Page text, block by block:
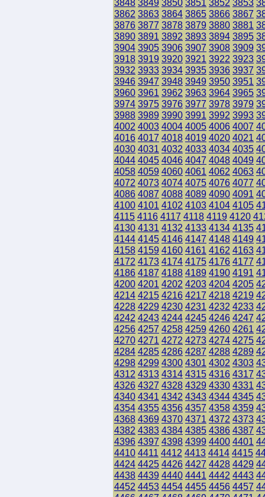
3848 3849 3850 3851 3852 3853
3862 3863 3864 3865 3866 3867
3876 3877 3878 3879 3880 3881
3890 3891 3892 3893 3894 3895
3904 3905 3906 3907 3908 3909
3918 3919 3920 3921 3922 3923
3932 3933 3934 3935 3936 3937
3946 3947 3948 3949 3950 3951
3960 3961 3962 3963 3964 3965
3974 3975 3976 3977 3978 3979
3988 3989 3990 3991 3992 3993
4002 4003 4004 4005 4006 4007
4016 4017 4018 4019 4020 4021
4030 4031 4032 4033 4034 4035
4044 4045 4046 4047 4048 4049
4058 4059 4060 4061 4062 4063
4072 4073 4074 4075 4076 4077
4086 4087 4088 4089 4090 4091
4100 4101 4102 4103 4104 4105
4115 4116 4117 4118 4119 4120
4130 4131 4132 4133 4134 4135
4144 4145 4146 4147 4148 4149
4158 4159 4160 4161 4162 4163
4172 4173 4174 4175 4176 4177
4186 4187 4188 4189 4190 4191
4200 4201 4202 4203 4204 4205
4214 4215 4216 4217 4218 4219
4228 4229 4230 4231 4232 4233
4242 4243 4244 4245 4246 4247
4256 4257 4258 4259 4260 4261
4270 4271 4272 4273 4274 4275
4284 4285 4286 4287 4288 4289
4298 4299 4300 4301 4302 4303
4312 4313 4314 4315 4316 4317
4326 4327 4328 4329 4330 4331
4340 4341 4342 4343 4344 4345
4354 4355 4356 4357 4358 4359
4368 4369 4370 4371 4372 4373
4382 4383 4384 4385 4386 4387
4396 4397 4398 4399 4400 4401
4410 4411 4412 4413 4414 4415
4424 4425 4426 4427 4428 4429
4438 4439 4440 4441 4442 4443
4452 4453 4454 4455 4456 4457